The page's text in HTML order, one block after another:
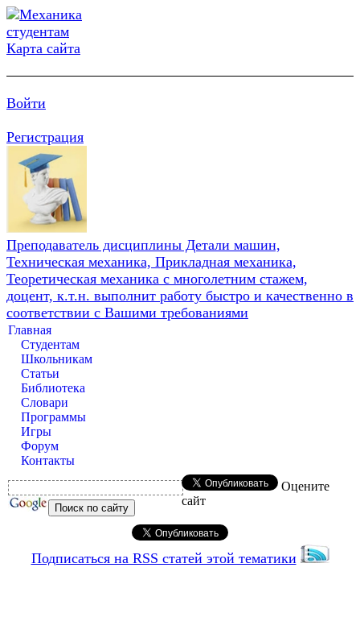
Карта сайта
Войти
Регистрация
Преподаватель дисциплины Детали машин,
Техническая механика, Прикладная механика,
Теоретическая механика с многолетним стажем,
доцент, к.т.н. выполнит работу быстро и качественно в
соответствии с Вашими требованиями
Главная
Студентам
Школьникам
Статьи
Библиотека
Словари
Программы
Игры
Форум
Контакты
Оцените
сайт
Подписаться на RSS статей этой тематики